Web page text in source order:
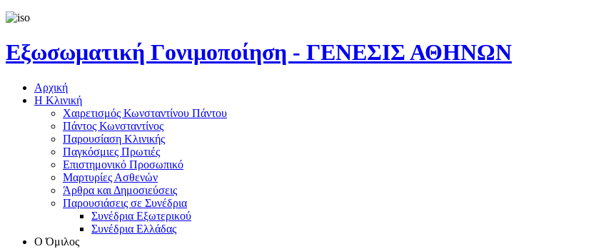
Εξωσωματική Γονιμοποίηση - ΓΕΝΕΣΙΣ ΑΘΗΝΩΝ
Αρχική
Η Κλινική
Χαιρετισμός Κωνσταντίνου Πάντου
Πάντος Κωνσταντίνος
Παρουσίαση Κλινικής
Παγκόσμιες Πρωτιές
Επιστημονικό Προσωπικό
Μαρτυρίες Ασθενών
Άρθρα και Δημοσιεύσεις
Παρουσιάσεις σε Συνέδρια
Συνέδρια Εξωτερικού
Συνέδρια Ελλάδας
Ο Όμιλος